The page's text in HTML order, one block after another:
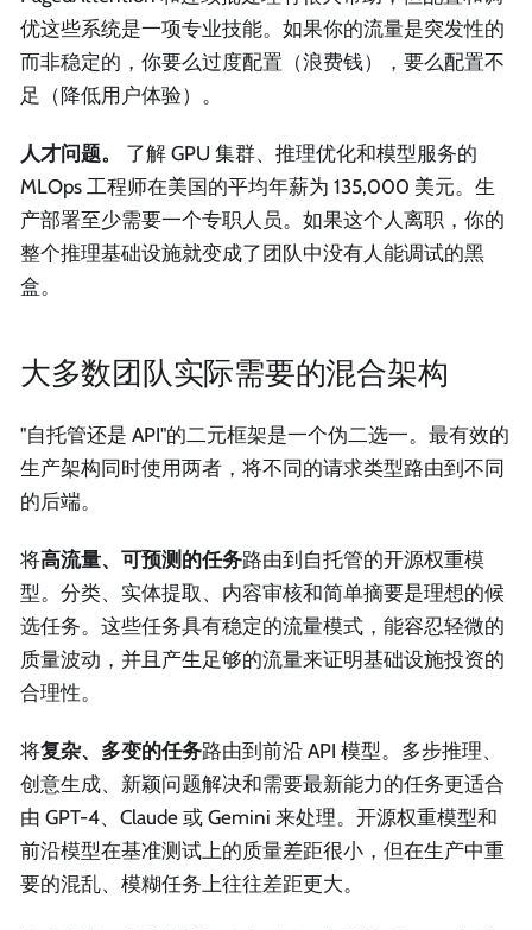
优这些系统是一项专业技能。如果你的流量是突发性的
而非稳定的，你要么过度配置（浪费钱），要么配置不
足（降低用户体验）。
人才问题。
了解 GPU 集群、推理优化和模型服务的
MLOps 工程师在美国的平均年薪为 135,000 美元。生
产部署至少需要一个专职人员。如果这个人离职，你的
整个推理基础设施就变成了团队中没有人能调试的黑
盒。
大多数团队实际需要的混合架构
"自托管还是 API"的二元框架是一个伪二选一。最有效的
生产架构同时使用两者，将不同的请求类型路由到不同
的后端。
将高流量、可预测的任务路由到自托管的开源权重模
型。分类、实体提取、内容审核和简单摘要是理想的候
选任务。这些任务具有稳定的流量模式，能容忍轻微的
质量波动，并且产生足够的流量来证明基础设施投资的
合理性。
将复杂、多变的任务路由到前沿 API 模型。多步推理、
创意生成、新颖问题解决和需要最新能力的任务更适合
由 GPT-4、Claude 或 Gemini 来处理。开源权重模型和
前沿模型在基准测试上的质量差距很小，但在生产中重
要的混乱、模糊任务上往往差距更大。